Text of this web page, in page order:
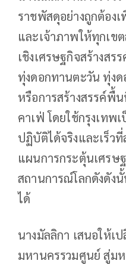
ราชพัสดุอย่างถูกต้อง
และเจ้าภาพให้ทุกเข
เชิงเศรษฐกิจสร้างสร
ทุ่งดอกทานตะวัน ทุ่ง
หรือการสร้างสรรค์พื้
คาเฟ่ โดยใช้กรุงเทพ
ปฏิบัติได้จริงและเร็ว
แผนการกระตุ้นเศรษ
สถานการณ์โลกดังดัง
ได้
นางมัลลิกา เสนอให้เ
มหานครรวมศูนย์ สู่ม